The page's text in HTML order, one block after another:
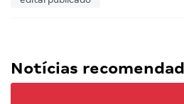
Notícias